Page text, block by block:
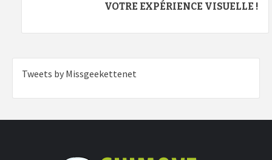
VOTRE EXPÉRIENCE VISUELLE !
Tweets by Missgeekettenet